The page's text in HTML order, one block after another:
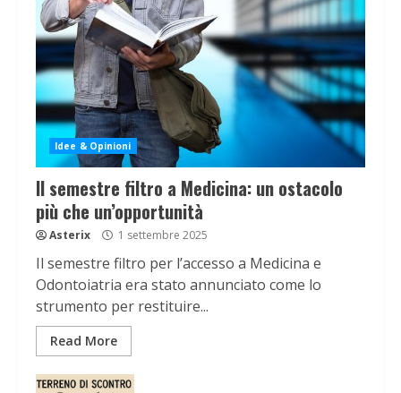
Idee & Opinioni
Il semestre filtro a Medicina: un ostacolo
più che un’opportunità
Asterix 1 settembre 2025
Il semestre filtro per l’accesso a Medicina e
Odontoiatria era stato annunciato come lo
strumento per restituire...
Read More